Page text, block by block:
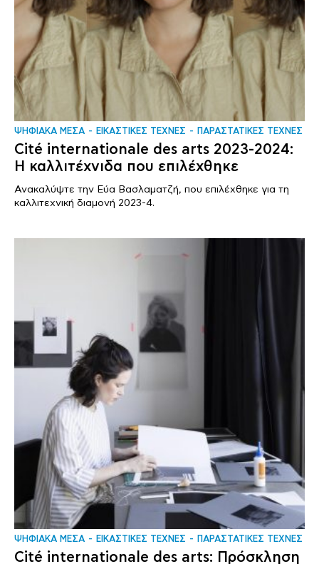
ΨΗΦΙΑΚΑ ΜΕΣΑ ΕΙΚΑΣΤΙΚΕΣ ΤΕΧΝΕΣ ΠΑΡΑΣΤΑΤΙΚΕΣ ΤΕΧΝΕΣ
Cité internationale des arts 2023-2024:
H καλλιτέχνιδα που επιλέχθηκε
Ανακαλύψτε την Εύα Βασλαματζή, που επιλέχθηκε για τη
καλλιτεχνική διαμονή 2023-4.
ΨΗΦΙΑΚΑ ΜΕΣΑ ΕΙΚΑΣΤΙΚΕΣ ΤΕΧΝΕΣ ΠΑΡΑΣΤΑΤΙΚΕΣ ΤΕΧΝΕΣ
Cité internationale des arts: Πρόσκληση